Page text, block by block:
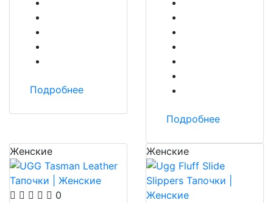
Подробнее
Подробнее
Женские
0
Женские